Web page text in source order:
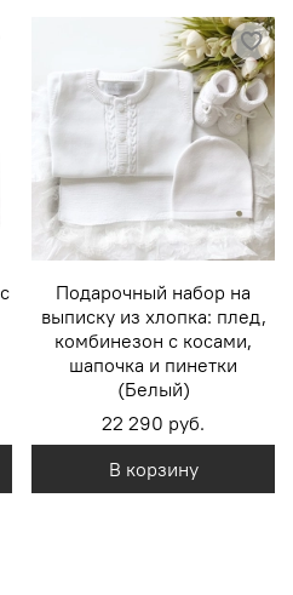
Подарочный набор на
выписку из хлопка: плед,
комбинезон с косами,
шапочка и пинетки
(Белый)
22 290 руб.
В корзину